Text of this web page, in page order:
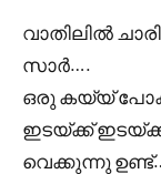
വാതിലിൽ
സാർ….
ഒരു കയ്യ്
ഇടയ്ക്ക്
വെക്കുന്നു